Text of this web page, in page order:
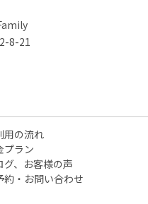
8-21
用の流れ
プラン
グ、お客様の声
約・お問い合わせ